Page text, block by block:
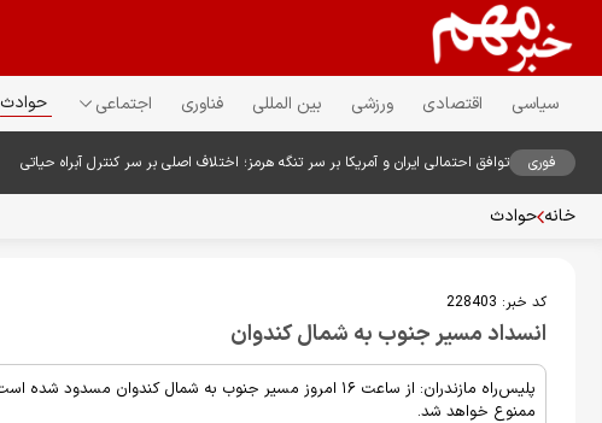
سیاسی اقتصادی ورزشی بین المللی فناوری اجتماعی حوادث
فوری توافق احتمالی ایران و آمریکا بر سر تنگه هرمز؛ اختلاف اصلی بر سر کنترل آبراه حیاتی
خانه حوادث
کد خبر: 228403
انسداد مسیر جنوب به شمال کندوان
ممنوع خواهد شد.